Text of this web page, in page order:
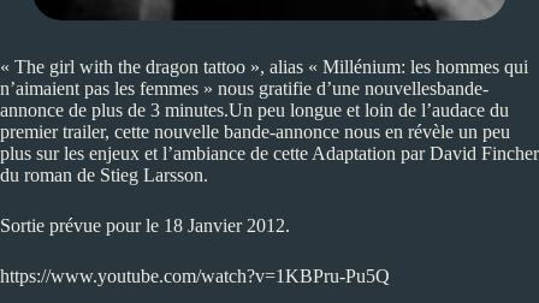
« The girl with the dragon tattoo », alias « Millénium: les hommes qui
n’aimaient pas les femmes » nous gratifie d’une nouvellesbande-
annonce de plus de 3 minutes.Un peu longue et loin de l’audace du
premier trailer, cette nouvelle bande-annonce nous en révèle un peu
plus sur les enjeux et l’ambiance de cette Adaptation par David Fincher
du roman de Stieg Larsson.
Sortie prévue pour le 18 Janvier 2012.
https://www.youtube.com/watch?v=1KBPru-Pu5Q